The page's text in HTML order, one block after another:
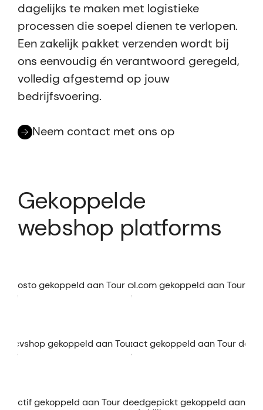
dagelijks te maken met logistieke
processen die soepel dienen te verlopen.
Een zakelijk pakket verzenden wordt bij
ons eenvoudig én verantwoord geregeld,
volledig afgestemd op jouw
bedrijfsvoering.
Neem contact met ons op
Gekoppelde
webshop platforms